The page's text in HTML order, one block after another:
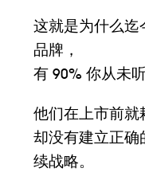
这就是为什么迄
品牌，
有 90% 你从未听
他们在上市前就
却没有建立正确
续战略。